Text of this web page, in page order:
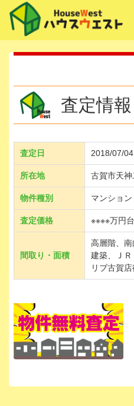
査定情報
査定日 2018/07/04
所在地 古賀市天神
物件種別 マンション
査定価格 ※※※※万円台
間取り・面積
高層階、
建築、Ｊ
リブ古賀